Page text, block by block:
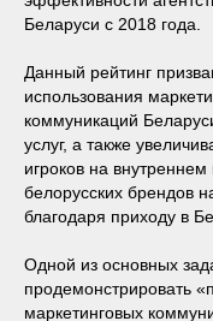
Беларуси с 2018 года.
Данный рейтинг
использования
коммуникаций
услуг, а также
игроков на
белорусских брендов
благодаря приходу в
Одной из основных
продемонстрировать
маркетинговых